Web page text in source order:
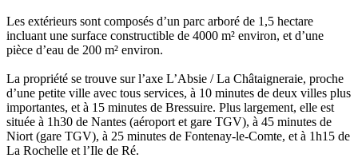
Les extérieurs sont composés d’un parc arboré de 1,5 hectare
incluant une surface constructible de 4000 m² environ, et d’une
pièce d’eau de 200 m² environ.
La propriété se trouve sur l’axe L’Absie / La Châtaigneraie, proche
d’une petite ville avec tous services, à 10 minutes de deux villes plus
importantes, et à 15 minutes de Bressuire. Plus largement, elle est
située à 1h30 de Nantes (aéroport et gare TGV), à 45 minutes de
Niort (gare TGV), à 25 minutes de Fontenay-le-Comte, et à 1h15 de
La Rochelle et l’Ile de Ré.